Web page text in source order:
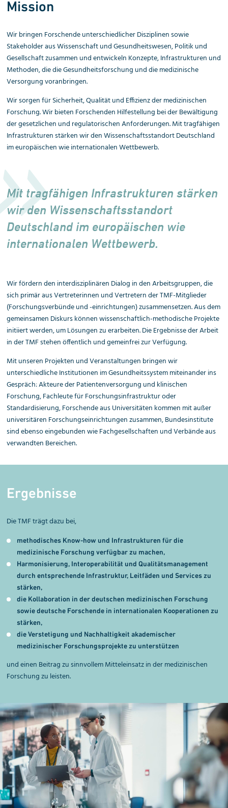
Mission
Wir bringen Forschende unterschiedlicher Disziplinen sowie
Stakeholder aus Wissenschaft und Gesundheits­wesen, Politik und
Gesellschaft zusammen und entwickeln Konzepte, Infrastrukturen und
Methoden, die die Gesundheitsforschung und die medizinische
Versorgung voranbringen.
Wir sorgen für Sicherheit, Qualität und Effizienz der medizinischen
Forschung. Wir bieten Forschenden Hilfestellung bei der Bewältigung
der gesetzlichen und regulatorischen Anforderungen. Mit tragfähigen
Infrastrukturen stärken wir den Wissenschaftsstandort Deutschland
im europäischen wie internationalen Wettbewerb.
Mit tragfähigen Infrastrukturen stärken
wir den Wissenschafts­standort
Deutschland im euro­päischen wie
internationalen Wettbewerb.
Wir fördern den interdisziplinären Dialog in den Arbeitsgruppen, die
sich primär aus Vertreterinnen und Vertretern der TMF-Mitglieder
(Forschungsverbünde und -einrichtungen) zusammensetzen. Aus dem
gemeinsamen Diskurs können wissenschaftlich-methodische Projekte
initiiert werden, um Lösungen zu erarbeiten. Die Ergebnisse der Arbeit
in der TMF stehen öffentlich und gemeinfrei zur Verfügung.
Mit unseren Projekten und Veranstaltungen bringen wir
unterschiedliche Institutionen im Gesundheitssystem miteinander ins
Gespräch: Akteure der Patientenversorgung und klinischen
Forschung, Fachleute für Forschungsinfrastruktur oder
Standardisierung, Forschende aus Universitäten kommen mit außer
universitären Forschungseinrichtungen zusammen, Bundesinstitute
sind ebenso eingebunden wie Fachgesellschaften und Verbände aus
verwandten Bereichen.
Ergebnisse
Die TMF trägt dazu bei,
methodisches Know-how und Infrastrukturen für die
medizinische Forschung verfügbar zu machen,
Harmonisierung, Interoperabilität und Qualitäts­management
durch entsprechende Infrastruktur, Leitfäden und Services zu
stärken,
die Kollaboration in der deutschen medizinischen Forschung
sowie deutsche Forschende in inter­nationalen Kooperationen zu
stärken,
die Verstetigung und Nachhaltigkeit akademischer
medizinischer Forschungsprojekte zu unterstützen
und einen Beitrag zu sinnvollem Mitteleinsatz in der medizinischen
Forschung zu leisten.